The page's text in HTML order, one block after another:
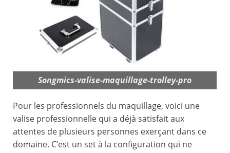
Songmics-valise-maquillage-trolley-pro
Pour les professionnels du maquillage, voici une
valise professionnelle qui a déjà satisfait aux
attentes de plusieurs personnes exerçant dans ce
domaine. C’est un set à la configuration qui ne